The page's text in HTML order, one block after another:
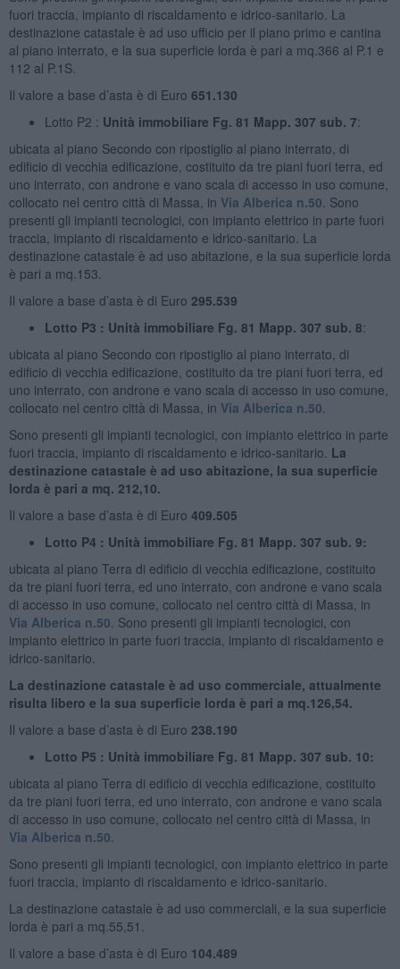
fuori traccia, impianto di riscaldamento e idrico-sanitario. La
destinazione catastale è ad uso ufficio per il piano primo e cantina
al piano interrato, e la sua superficie lorda è pari a mq.366 al P.1 e
112 al P.1S.
Il valore a base d’asta è di Euro 651.130
Lotto P2 : Unità immobiliare Fg. 81 Mapp. 307 sub. 7:
ubicata al piano Secondo con ripostiglio al piano interrato, di
edificio di vecchia edificazione, costituito da tre piani fuori terra, ed
uno interrato, con androne e vano scala di accesso in uso comune,
collocato nel centro città di Massa, in Via Alberica n.50 . Sono
presenti gli impianti tecnologici, con impianto elettrico in parte fuori
traccia, impianto di riscaldamento e idrico-sanitario. La
destinazione catastale è ad uso abitazione, e la sua superficie lorda
è pari a mq.153.
Il valore a base d’asta è di Euro 295.539
Lotto P3 : Unità immobiliare Fg. 81 Mapp. 307 sub. 8:
ubicata al piano Secondo con ripostiglio al piano interrato, di
edificio di vecchia edificazione, costituito da tre piani fuori terra, ed
uno interrato, con androne e vano scala di accesso in uso comune,
collocato nel centro città di Massa, in Via Alberica n.50
Sono presenti gli impianti tecnologici, con impianto elettrico in parte
fuori traccia, impianto di riscaldamento e idrico-sanitario. La
destinazione catastale è ad uso abitazione, la sua superficie
lorda è pari a mq. 212,10.
Il valore a base d’asta è di Euro 409.505
Lotto P4 : Unità immobiliare Fg. 81 Mapp. 307 sub. 9:
ubicata al piano Terra di edificio di vecchia edificazione, costituito
da tre piani fuori terra, ed uno interrato, con androne e vano scala
di accesso in uso comune, collocato nel centro città di Massa, in
Via Alberica n.50 . Sono presenti gli impianti tecnologici, con
impianto elettrico in parte fuori traccia, impianto di riscaldamento e
idrico-sanitario.
La destinazione catastale è ad uso commerciale, attualmente
risulta libero e la sua superficie lorda è pari a mq.126,54.
Il valore a base d’asta è di Euro 238.190
Lotto P5 : Unità immobiliare Fg. 81 Mapp. 307 sub. 10:
ubicata al piano Terra di edificio di vecchia edificazione, costituito
da tre piani fuori terra, ed uno interrato, con androne e vano scala
di accesso in uso comune, collocato nel centro città di Massa, in
Via Alberica n.50
Sono presenti gli impianti tecnologici, con impianto elettrico in parte
fuori traccia, impianto di riscaldamento e idrico-sanitario.
La destinazione catastale è ad uso commerciali, e la sua superficie
lorda è pari a mq.55,51.
Il valore a base d’asta è di Euro 104.489